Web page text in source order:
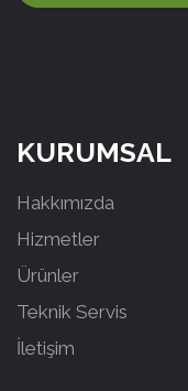
KURUMSAL
Hakkımızda
Hizmetler
Ürünler
Teknik Servis
İletişim